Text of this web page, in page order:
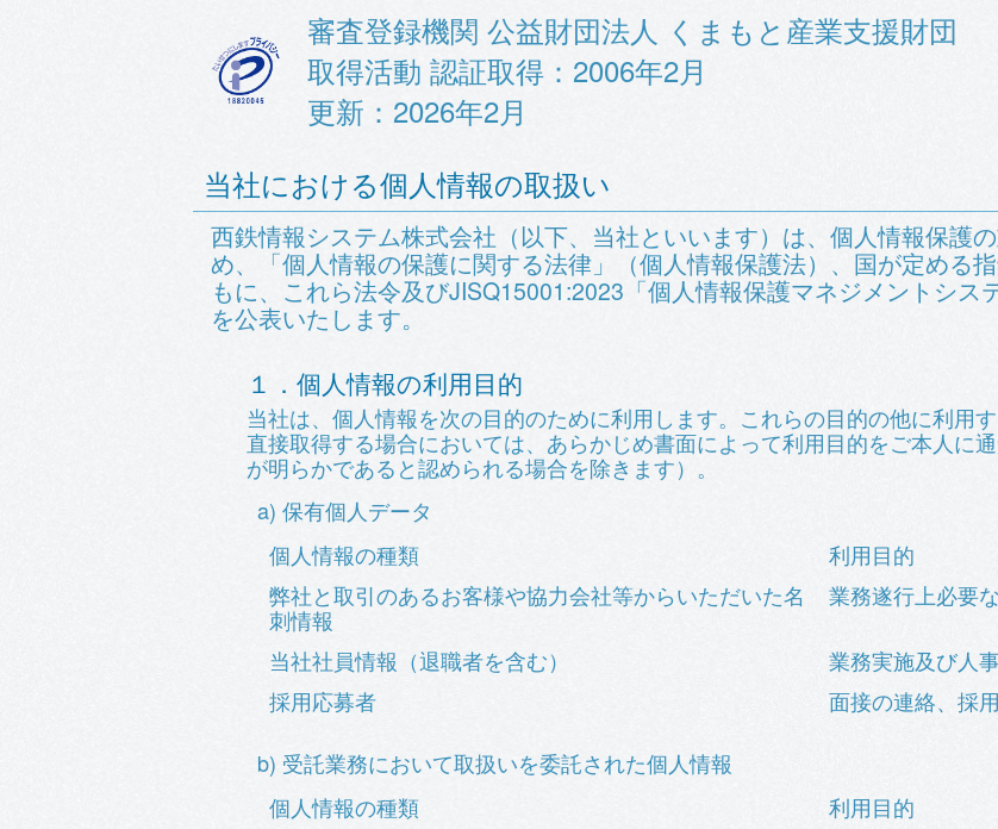
審査登録機関 公益財団法人 くまもと産業支援財団
取得活動 認証取得：2006年2月
更新：2026年2月
当社における個人情報の取扱い
西鉄情報システム株式会社（以下、当社といいます）は、個人情報保護
め、「個人情報の保護に関する法律」（個人情報保護法）、国が定める
もに、これら法令及びJISQ15001:2023「個人情報保護マネジメントシ
を公表いたします。
１．個人情報の利用目的
当社は、個人情報を次の目的のために利用します。これらの目的の他に利用
直接取得する場合においては、あらかじめ書面によって利用目的をご本人に
が明らかであると認められる場合を除きます）。
a) 保有個人データ
個人情報の種類
利用目的
弊社と取引のあるお客様や協力会社等からいただいた名
刺情報
業務遂行上必要
当社社員情報（退職者を含む）
業務実施及び人
採用応募者
面接の連絡、採
b) 受託業務において取扱いを委託された個人情報
個人情報の種類
利用目的